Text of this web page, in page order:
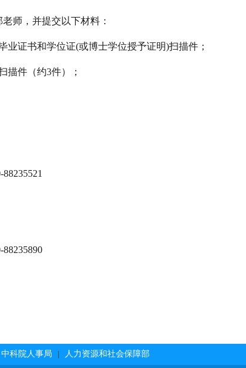
老师，并提交以下材料：
业证书和学位证(或博士学位授予证明)扫描件；
描件（约3件）；
中科院人事局 人力资源和社会保障部